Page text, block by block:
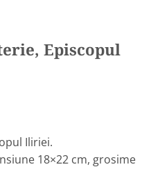
Episcopul
Iliriei.
18×22 cm, grosime